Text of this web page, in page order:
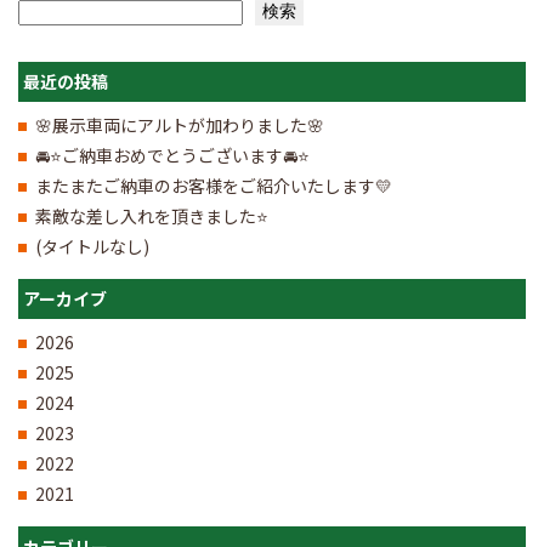
検索
最近の投稿
🌸展示車両にアルトが加わりました🌸
🚘⭐ご納車おめでとうございます🚘⭐
またまたご納車のお客様をご紹介いたします💛
素敵な差し入れを頂きました⭐
(タイトルなし)
アーカイブ
2026
2025
2024
2023
2022
2021